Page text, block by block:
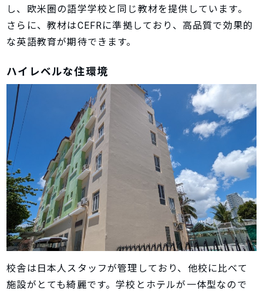
し、欧米圏の語学学校と同じ教材を提供しています。
さらに、教材はCEFRに準拠しており、高品質で効果的
な英語教育が期待できます。
ハイレベルな住環境
校舎は日本人スタッフが管理しており、他校に比べて
施設がとても綺麗です。学校とホテルが一体型なので